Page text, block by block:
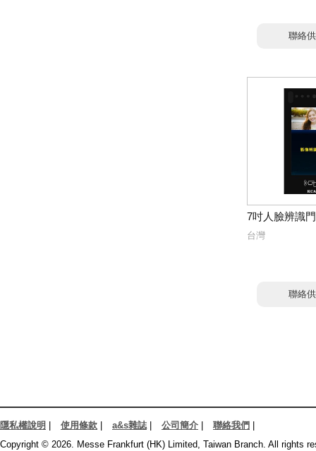
聯絡
7吋人臉辨識
台灣
聯絡
隱私權說明 使用條款 a&s雜誌| 公司簡介 聯絡我們
Copyright © 2026. Messe Frankfurt (HK) Limited, Taiwan Branch. All rights